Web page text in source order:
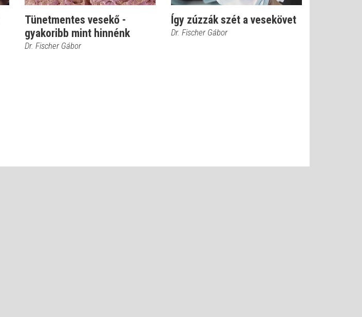
Tünetmentes vesekő -
gyakoribb mint hinnénk
Dr. Fischer Gábor
Így zúzzák szét a vesekövet
Dr. Fischer Gábor